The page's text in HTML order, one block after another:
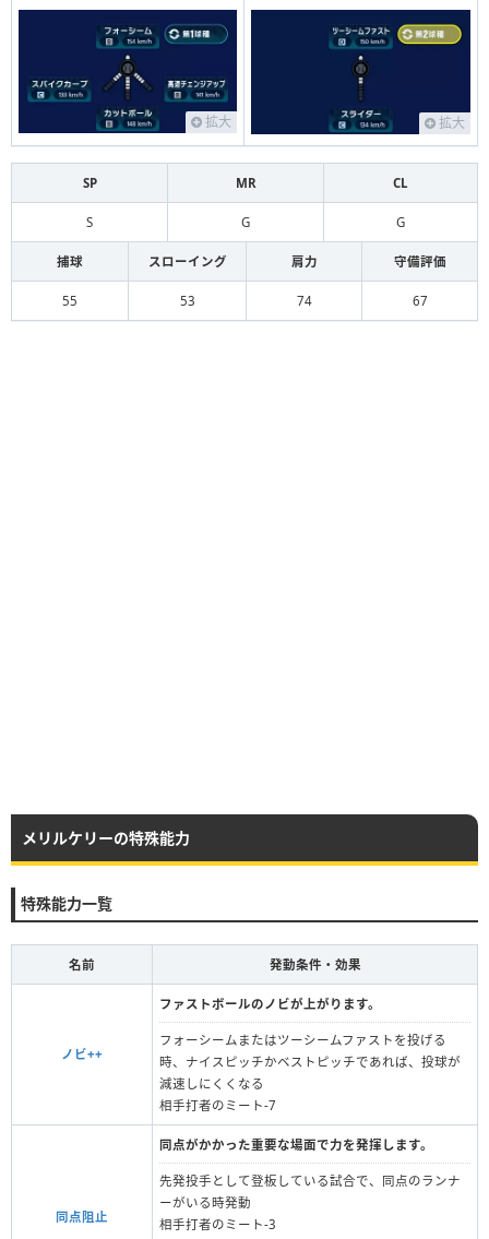
拡大 拡大
SP MR CL
S G G
捕球 スローイング 肩力 守備評価
55 53 74 67
メリルケリーの特殊能力
特殊能力一覧
名前 発動条件・効果
ノビ++
ファストボールのノビが上がります。
フォーシームまたはツーシームファストを投げる
時、ナイスピッチかベストピッチであれば、投球が
減速しにくくなる
相手打者のミート-7
同点阻止
同点がかかった重要な場面で力を発揮します。
先発投手として登板している試合で、同点のランナ
ーがいる時発動
相手打者のミート‐3